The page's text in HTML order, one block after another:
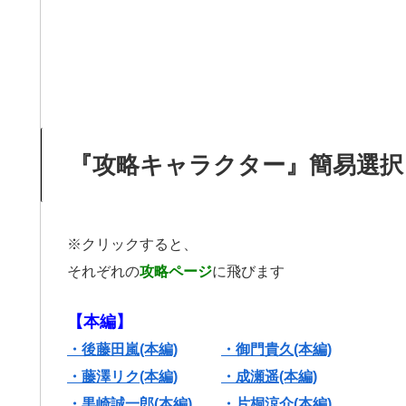
『攻略キャラクター』簡易選
※クリックすると、
それぞれの攻略ページに飛びます
【本編】
・後藤田嵐(本編)
・御門貴久(本編)
・藤澤リク(本編)
・成瀬遥(本編)